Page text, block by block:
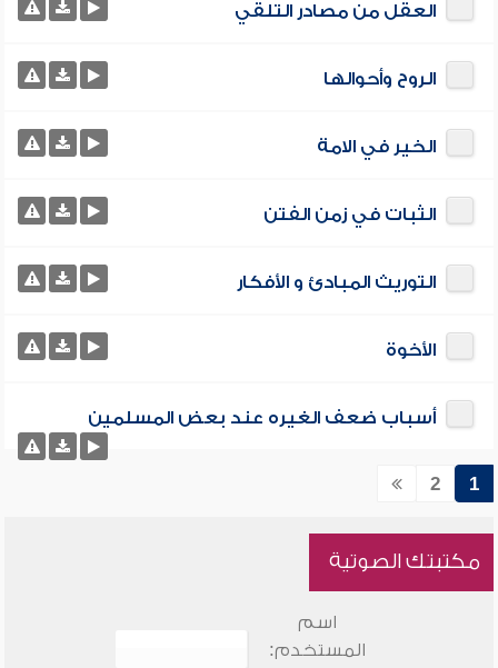
العقل من مصادر التلقي
الروح وأحوالها
الخير في الامة
الثبات في زمن الفتن
التوريث المبادئ و الأفكار
الأخوة
أسباب ضعف الغيره عند بعض المسلمين
1
2
مكتبتك الصوتية
اسم
المستخدم: